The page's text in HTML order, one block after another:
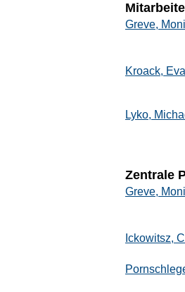
Greve,
Kroack, Eva
Lyko,
Zentrale
Greve,
Ickowitsz,